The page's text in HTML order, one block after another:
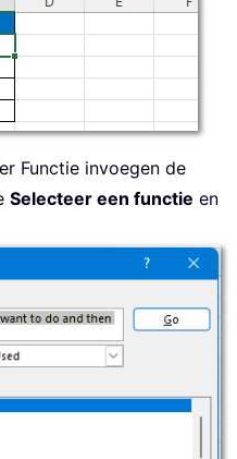
Functie invoegen de
Selecteer een functie en